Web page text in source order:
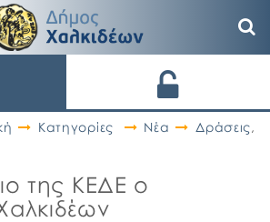
Κατηγορίες Νέα Δράσεις,
της ΚΕΔΕ ο